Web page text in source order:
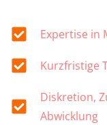
Expertise in
Kurzfristige
Diskretion,
Abwicklung